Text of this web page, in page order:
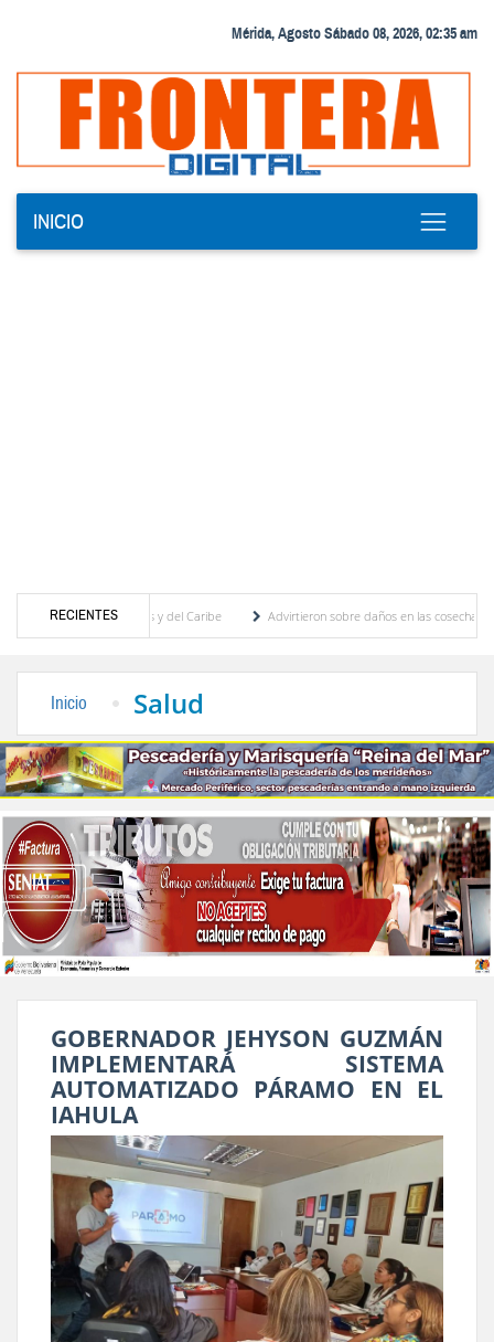
Mérida, Agosto Sábado 08, 2026, 02:35 am
INICIO
RECIENTES
Centroamericanos y del Caribe
Advirtieron sobre daños en las cosechas de los
Inicio Salud
GOBERNADOR JEHYSON GUZMÁN
IMPLEMENTARÁ SISTEMA
AUTOMATIZADO PÁRAMO EN EL
IAHULA